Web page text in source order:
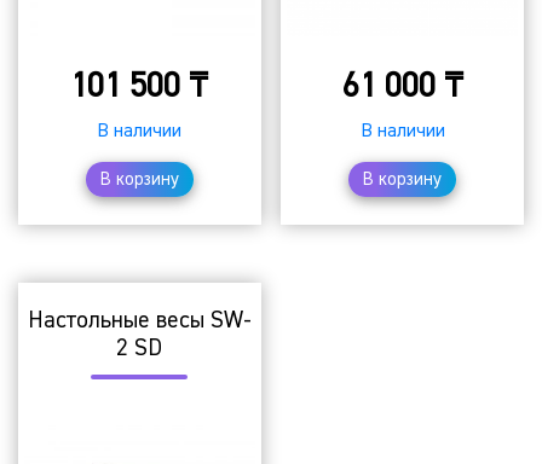
101 500 ₸
В наличии
В корзину
61 000 ₸
В наличии
В корзину
Настольные весы SW-
2 SD